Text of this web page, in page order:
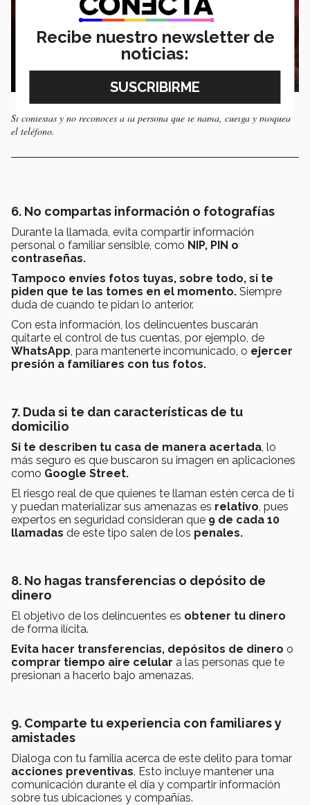
Si contestas y no reconoces a la persona que te habla, cuelga y bloquea
el teléfono.
6. No compartas información o fotografías
Durante la llamada, evita compartir información
personal o familiar sensible, como NIP, PIN o
contraseñas.
Tampoco envíes fotos tuyas, sobre todo, si te
piden que te las tomes en el momento. Siempre
duda de cuando te pidan lo anterior.
Con esta información, los delincuentes buscarán
quitarte el control de tus cuentas, por ejemplo, de
WhatsApp , para mantenerte incomunicado, o ejercer
presión a familiares con tus fotos.
7. Duda si te dan características de tu
domicilio
Si te describen tu casa de manera acertada , lo
más seguro es que buscaron su imagen en aplicaciones
como Google Street.
El riesgo real de que quienes te llaman estén cerca de ti
y puedan materializar sus amenazas es relativo , pues
expertos en seguridad consideran que 9 de cada 10
llamadas de este tipo salen de los penales.
8. No hagas transferencias o depósito de
dinero
El objetivo de los delincuentes es obtener tu dinero
de forma ilícita.
Evita hacer transferencias, depósitos de dinero o
comprar tiempo aire celular a las personas que te
presionan a hacerlo bajo amenazas.
9. Comparte tu experiencia con familiares y
amistades
Dialoga con tu familia acerca de este delito para tomar
acciones preventivas. Esto incluye mantener una
comunicación durante el día y compartir información
sobre tus ubicaciones y compañías.
Recibe nuestro newsletter de
noticias: